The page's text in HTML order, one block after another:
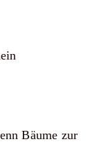
Bäume zur